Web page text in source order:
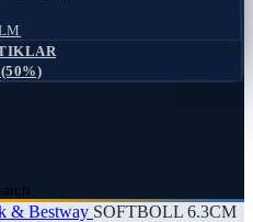
& Bestway SOFTBOLL 6.3CM